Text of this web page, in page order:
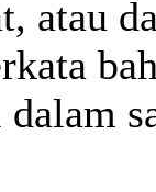
atau